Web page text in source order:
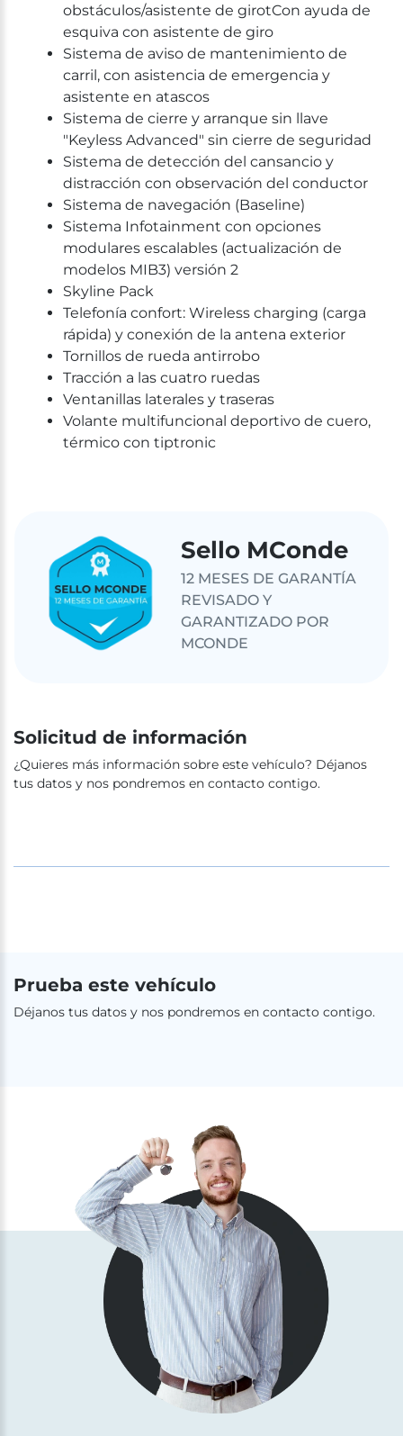
obstáculos/asistente de girotCon ayuda de
esquiva con asistente de giro
Sistema de aviso de mantenimiento de
carril, con asistencia de emergencia y
asistente en atascos
Sistema de cierre y arranque sin llave
"Keyless Advanced" sin cierre de seguridad
Sistema de detección del cansancio y
distracción con observación del conductor
Sistema de navegación (Baseline)
Sistema Infotainment con opciones
modulares escalables (actualización de
modelos MIB3) versión 2
Skyline Pack
Telefonía confort: Wireless charging (carga
rápida) y conexión de la antena exterior
Tornillos de rueda antirrobo
Tracción a las cuatro ruedas
Ventanillas laterales y traseras
Volante multifuncional deportivo de cuero,
térmico con tiptronic
Sello MConde
12 MESES DE GARANTÍA
REVISADO Y
GARANTIZADO POR
MCONDE
Solicitud de información
¿Quieres más información sobre este vehículo? Déjanos
tus datos y nos pondremos en contacto contigo.
Prueba este vehículo
Déjanos tus datos y nos pondremos en contacto contigo.